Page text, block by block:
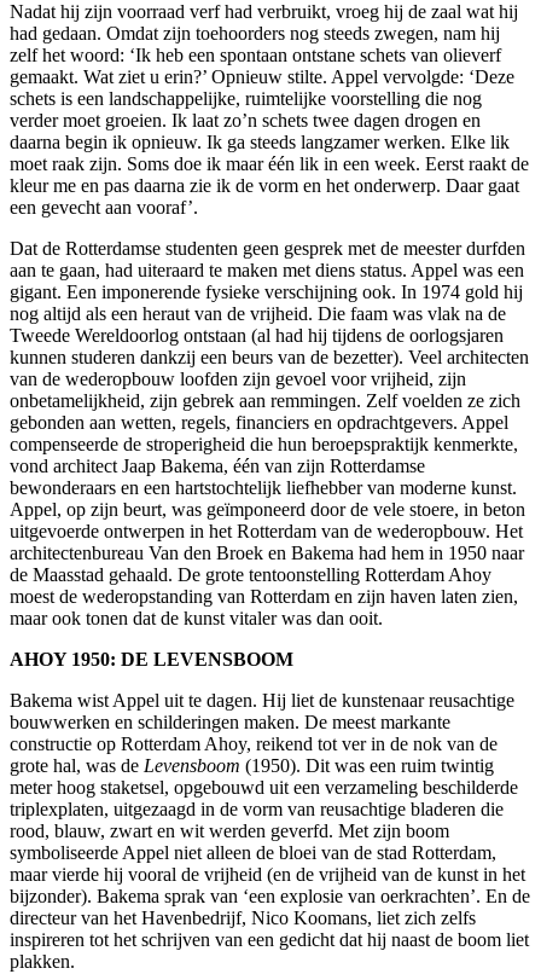
Nadat hij zijn voorraad verf had verbruikt, vroeg hij de zaal wat hij
had gedaan. Omdat zijn toehoorders nog steeds zwegen, nam hij
zelf het woord: ‘Ik heb een spontaan ontstane schets van olieverf
gemaakt. Wat ziet u erin?’ Opnieuw stilte. Appel vervolgde: ‘Deze
schets is een landschappelijke, ruimtelijke voorstelling die nog
verder moet groeien. Ik laat zo’n schets twee dagen drogen en
daarna begin ik opnieuw. Ik ga steeds langzamer werken. Elke lik
moet raak zijn. Soms doe ik maar één lik in een week. Eerst raakt de
kleur me en pas daarna zie ik de vorm en het onderwerp. Daar gaat
een gevecht aan vooraf’.
Dat de Rotterdamse studenten geen gesprek met de meester durfden
aan te gaan, had uiteraard te maken met diens status. Appel was een
gigant. Een imponerende fysieke verschijning ook. In 1974 gold hij
nog altijd als een heraut van de vrijheid. Die faam was vlak na de
Tweede Wereldoorlog ontstaan (al had hij tijdens de oorlogsjaren
kunnen studeren dankzij een beurs van de bezetter). Veel architecten
van de wederopbouw loofden zijn gevoel voor vrijheid, zijn
onbetamelijkheid, zijn gebrek aan remmingen. Zelf voelden ze zich
gebonden aan wetten, regels, financiers en opdrachtgevers. Appel
compenseerde de stroperigheid die hun beroepspraktijk kenmerkte,
vond architect Jaap Bakema, één van zijn Rotterdamse
bewonderaars en een hartstochtelijk liefhebber van moderne kunst.
Appel, op zijn beurt, was geïmponeerd door de vele stoere, in beton
uitgevoerde ontwerpen in het Rotterdam van de wederopbouw. Het
architectenbureau Van den Broek en Bakema had hem in 1950 naar
de Maasstad gehaald. De grote tentoonstelling Rotterdam Ahoy
moest de wederopstanding van Rotterdam en zijn haven laten zien,
maar ook tonen dat de kunst vitaler was dan ooit.
AHOY 1950: DE LEVENSBOOM
Bakema wist Appel uit te dagen. Hij liet de kunstenaar reusachtige
bouwwerken en schilderingen maken. De meest markante
constructie op Rotterdam Ahoy, reikend tot ver in de nok van de
grote hal, was de Levensboom (1950). Dit was een ruim twintig
meter hoog staketsel, opgebouwd uit een verzameling beschilderde
triplexplaten, uitgezaagd in de vorm van reusachtige bladeren die
rood, blauw, zwart en wit werden geverfd. Met zijn boom
symboliseerde Appel niet alleen de bloei van de stad Rotterdam,
maar vierde hij vooral de vrijheid (en de vrijheid van de kunst in het
bijzonder). Bakema sprak van ‘een explosie van oerkrachten’. En de
directeur van het Havenbedrijf, Nico Koomans, liet zich zelfs
inspireren tot het schrijven van een gedicht dat hij naast de boom liet
plakken.